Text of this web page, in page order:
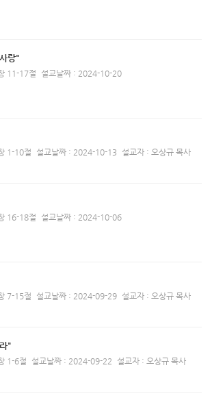
랑"
11-17절
설교날짜 : 2024-10-20
1-10절 설교날짜 : 2024-10-13 설교자 : 오상규 목사
16-18절
설교날짜 : 2024-10-06
7-15절 설교날짜 : 2024-09-29 설교자 : 오상규 목사
"
1-6절 설교날짜 : 2024-09-22 설교자 : 오상규 목사